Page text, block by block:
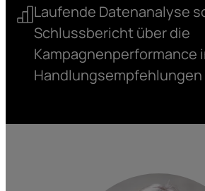
Laufende Datenanalyse
Schlussbericht über die
Kampagnenperformance
Handlungsempfehlungen